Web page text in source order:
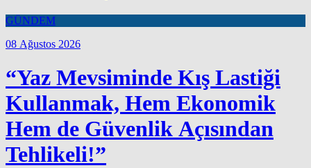
GÜNDEM
08 Ağustos 2026
“Yaz Mevsiminde Kış Lastiği
Kullanmak, Hem Ekonomik
Hem de Güvenlik Açısından
Tehlikeli!”